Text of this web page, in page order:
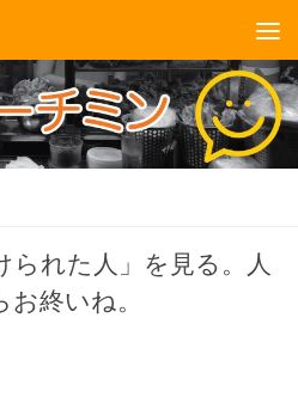
れた人」を見る。人
終いね。